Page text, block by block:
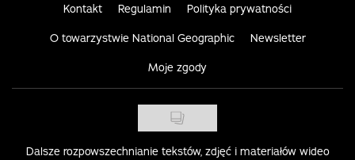
Kontakt Regulamin Polityka prywatności
O towarzystwie National Geographic Newsletter
Moje zgody
Dalsze rozpowszechnianie tekstów, zdjęć i materiałów wideo